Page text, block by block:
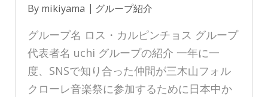
By mikiyama グループ紹介
グループ名 ロス・カルピンチョス グループ
代表者名 uchi グループの紹介 一年に一
度、SNSで知り合った仲間が三木山フォル
クローレ音楽祭に参加するために日本中か